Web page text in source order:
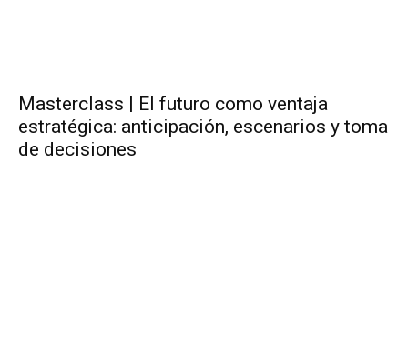
Masterclass | El futuro como ventaja
estratégica: anticipación, escenarios y toma
de decisiones